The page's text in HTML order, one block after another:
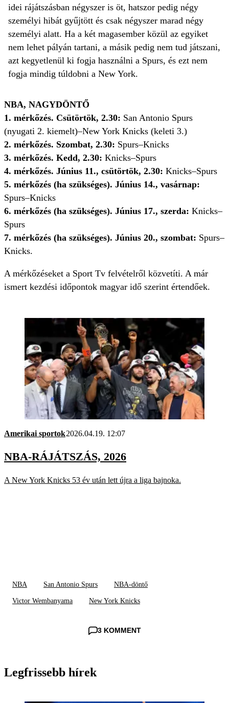
idei rájátszásban négyszer is öt, hatszor pedig négy
személyi hibát gyűjtött és csak négyszer marad négy
személyi alatt. Ha a két magasember közül az egyiket
nem lehet pályán tartani, a másik pedig nem tud játszani,
azt kegyetlenül ki fogja használni a Spurs, és ezt nem
fogja mindig túldobni a New York.
NBA, NAGYDÖNTŐ
1. mérkőzés. Csütörtök, 2.30: San Antonio Spurs
(nyugati 2. kiemelt)–New York Knicks (keleti 3.)
2. mérkőzés. Szombat, 2.30: Spurs–Knicks
3. mérkőzés. Kedd, 2.30: Knicks–Spurs
4. mérkőzés. Június 11., csütörtök, 2.30: Knicks–Spurs
5. mérkőzés (ha szükséges). Június 14., vasárnap:
Spurs–Knicks
6. mérkőzés (ha szükséges). Június 17., szerda: Knicks–
Spurs
7. mérkőzés (ha szükséges). Június 20., szombat: Spurs–
Knicks.
A mérkőzéseket a Sport Tv felvételről közvetíti. A már
ismert kezdési időpontok magyar idő szerint értendőek.
Amerikai sportok2026.04.19. 12:07
NBA-RÁJÁTSZÁS, 2026
A New York Knicks 53 év után lett újra a liga bajnoka.
NBA San Antonio Spurs NBA-döntő
Victor Wembanyama New York Knicks
3 KOMMENT
Legfrissebb hírek